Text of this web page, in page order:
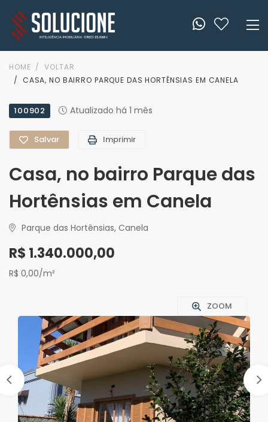
HOME
VOLTAR
CASA, NO BAIRRO PARQUE DAS HORTÊNSIAS EM CANELA
100902 Atualizado há 1 mês
Salvar Imprimir
Casa, no bairro Parque das
Hortênsias em Canela
Parque das Hortênsias, Canela
R$ 1.340.000,00
R$ 0,00/m²
ZOOM